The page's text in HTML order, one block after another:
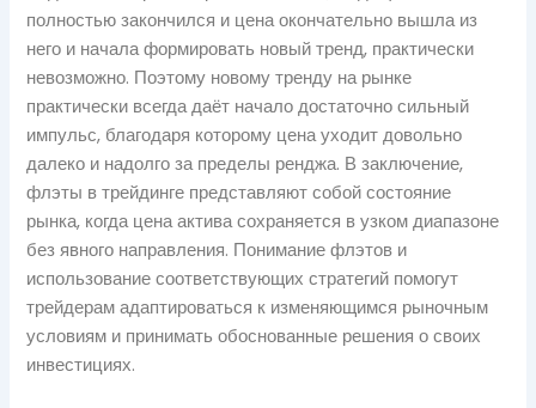
полностью закончился и цена окончательно вышла из
него и начала формировать новый тренд, практически
невозможно. Поэтому новому тренду на рынке
практически всегда даёт начало достаточно сильный
импульс, благодаря которому цена уходит довольно
далеко и надолго за пределы ренджа. В заключение,
флэты в трейдинге представляют собой состояние
рынка, когда цена актива сохраняется в узком диапазоне
без явного направления. Понимание флэтов и
использование соответствующих стратегий помогут
трейдерам адаптироваться к изменяющимся рыночным
условиям и принимать обоснованные решения о своих
инвестициях.